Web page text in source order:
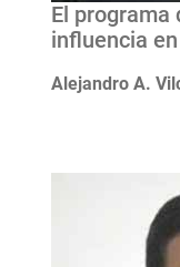
El programa
influencia
Alejandro A.